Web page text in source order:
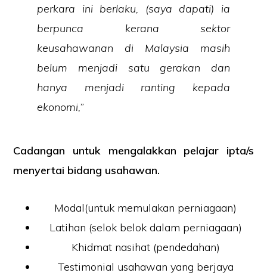
perkara ini berlaku, (saya dapati) ia
berpunca kerana sektor
keusahawanan di Malaysia masih
belum menjadi satu gerakan dan
hanya menjadi ranting kepada
ekonomi,”
Cadangan untuk mengalakkan pelajar ipta/s
menyertai bidang usahawan.
Modal(untuk memulakan perniagaan)
Latihan (selok belok dalam perniagaan)
Khidmat nasihat (pendedahan)
Testimonial usahawan yang berjaya